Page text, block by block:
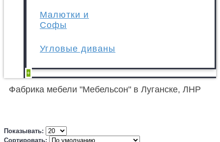
Малютки и
Софы
Угловые диваны
+
Фабрика мебели "Мебельсон" в Луганске, ЛНР
Показывать:
Сортировать: